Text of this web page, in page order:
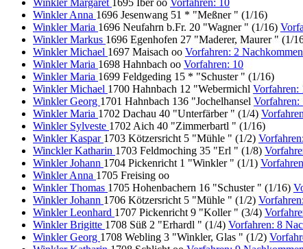
Winkler Anna 1696 Jesenwang 51 * "Meßner " (1/16)
Winkler Maria 1696 Neufahrn b.Fr. 20 "Wagner " (1/16)
Winkler Markus 1696 Egenhofen 27 "Maderer, Maurer " (1/
Winkler Michael 1697 Maisach oo Vorfahren: 2
Winkler Maria 1698 Hahnbach oo Vorfahren: 10
Winkler Maria 1699 Feldgeding 15 * "Schuster " (1/16)
Winkler Michael 1700 Hahnbach 12 "Webermichl Vorfahren:
Winkler Georg 1701 Hahnbach 136 "Jochelhansel Vorfahren:
Winkler Maria 1702 Dachau 40 "Unterfärber " (1/4)
Winkler Sylveste 1702 Aich 40 "Zimmerbartl " (1/16)
Winkler Kaspar 1703 Kötzersricht 5 "Mühle " (1/2)
Winckler Katharin 1703 Feldmoching 35 "Erl " (1/8)
Winkler Johann 1704 Pickenricht 1 "Winkler " (1/1)
Winkler Anna 1705 Freising oo
Winkler Thomas 1705 Hohenbachern 16 "Schuster " (1/16)
Winkler Johann 1706 Kötzersricht 5 "Mühle " (1/2)
Winkler Leonhard 1707 Pickenricht 9 "Koller " (3/4)
Winkler Brigitte 1708 Süß 2 "Erhardl " (1/4) Vorfahren: 8
Winkler Georg 1708 Webling 3 "Winkler, Glas " (1/2)